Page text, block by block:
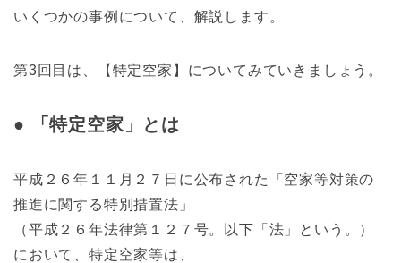
いくつかの事例について、解説します。
第3回目は、【特定空家】についてみていきましょう。
● 「特定空家」とは
平成２６年１１月２７日に公布された「空家等対策の
推進に関する特別措置法」
（平成２６年法律第１２７号。以下「法」という。）
において、特定空家等は、